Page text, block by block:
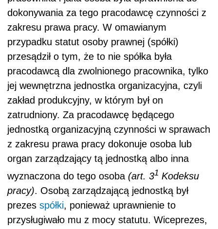
dokonywania za tego pracodawcę czynności z
zakresu prawa pracy. W omawianym
przypadku statut osoby prawnej (spółki)
przesądził o tym, że to nie spółka była
pracodawcą dla zwolnionego pracownika, tylko
jej wewnętrzna jednostka organizacyjna, czyli
zakład produkcyjny, w którym był on
zatrudniony. Za pracodawcę będącego
jednostką organizacyjną czynności w sprawach
z zakresu prawa pracy dokonuje osoba lub
organ zarządzający tą jednostką albo inna
wyznaczona do tego osoba (art. 31 Kodeksu
pracy). Osobą zarządzającą jednostką był
prezes spółki, ponieważ uprawnienie to
przysługiwało mu z mocy statutu. Wiceprezes,